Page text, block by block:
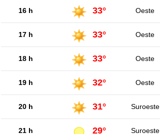
16 h 33° Oeste
17 h 33° Oeste
18 h 33° Oeste
19 h 32° Oeste
20 h 31° Suroeste
21 h 29° Suroeste